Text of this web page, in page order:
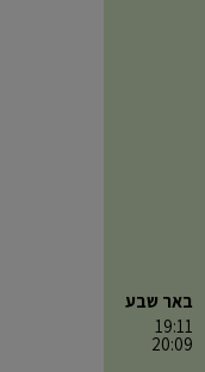
באר שבע
19:11
20:09